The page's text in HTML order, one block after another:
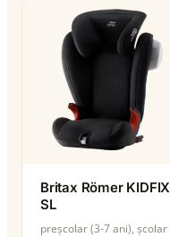
Britax Römer KIDFIX
SL
preșcolar (3-7 ani), școlar